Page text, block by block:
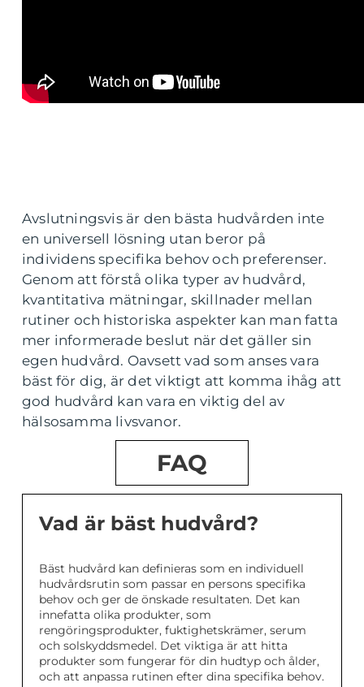
Avslutningsvis är den bästa hudvården inte
en universell lösning utan beror på
individens specifika behov och preferenser.
Genom att förstå olika typer av hudvård,
kvantitativa mätningar, skillnader mellan
rutiner och historiska aspekter kan man fatta
mer informerade beslut när det gäller sin
egen hudvård. Oavsett vad som anses vara
bäst för dig, är det viktigt att komma ihåg att
god hudvård kan vara en viktig del av
hälsosamma livsvanor.
FAQ
Vad är bäst hudvård?
Bäst hudvård kan definieras som en individuell
hudvårdsrutin som passar en persons specifika
behov och ger de önskade resultaten. Det kan
innefatta olika produkter, som
rengöringsprodukter, fuktighetskrämer, serum
och solskyddsmedel. Det viktiga är att hitta
produkter som fungerar för din hudtyp och ålder,
och att anpassa rutinen efter dina specifika behov.